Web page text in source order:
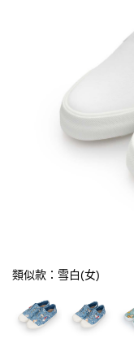
類似款：雪白(女)